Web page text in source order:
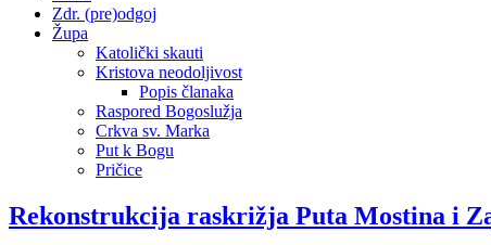
Zdr. (pre)odgoj
Župa
Katolički skauti
Kristova neodoljivost
Popis članaka
Raspored Bogoslužja
Crkva sv. Marka
Put k Bogu
Pričice
Rekonstrukcija raskrižja Puta Mostina i